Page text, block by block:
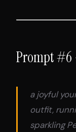
Prompt #6
a joyful
outfit,
sparkling